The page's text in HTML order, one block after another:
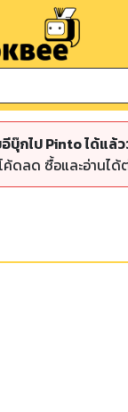
บุ๊กไป Pinto ได้แล้
ค้ดลด ซื้อและอ่านได้